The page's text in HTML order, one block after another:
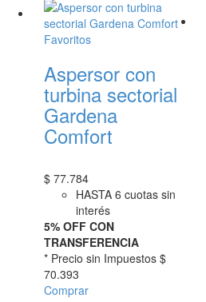
Favoritos
Aspersor con
turbina sectorial
Gardena
Comfort
$ 77.784
HASTA 6 cuotas sin
interés
5% OFF CON
TRANSFERENCIA
* Precio sin Impuestos $
70.393
Comprar